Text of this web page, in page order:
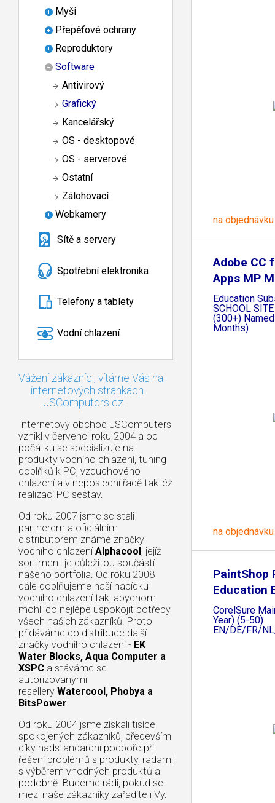
Myši
Přepěťové ochrany
Reproduktory
Software
Antivirový
Grafický
Kancelářský
OS - desktopové
OS - serverové
Ostatní
Zálohovací
Webkamery
Sítě a servery
Spotřební elektronika
Telefony a tablety
Vodní chlazení
Vážení zákazníci, vítáme Vás na
internetových stránkách
JSComputers.cz
Internetový obchod JSComputers
vznikl v červenci roku 2004 a od
počátku se specializuje na
produkty vodního chlazení, tuning
doplňků k PC, vzduchového
chlazení a v neposlední řadě taktéž
realizací PC sestav.
Od roku 2007 jsme se stali
partnerem a oficiálním
distributorem známé značky
vodního chlazení Alphacool, jejíž
sortiment je důležitou součástí
našeho portfolia. Od roku 2008
dále doplňujeme naší nabídku
vodního chlazení tak, abychom
mohli co nejlépe uspokojit potřeby
všech našich zákazníků. Proto
přidáváme do distribuce další
značky vodního chlazení - EK
Water Blocks, Aqua Computer a
XSPC a stáváme se
autorizovanými
resellery Watercool, Phobya a
BitsPower.
Od roku 2004 jsme získali tisíce
spokojených zákazníků, především
díky nadstandardní podpoře při
řešení problémů s produkty, radami
s výběrem vhodných produktů a
podobně. Budeme rádi, pokud se
mezi naše zákazníky zařadíte i Vy.
na objednávku
Adobe CC
Apps MP
Education
SCHOOL
(300+)
Months)
na objednávku
PaintShop
Education
CorelSure
Year) (5-50)
EN/DE/FR/